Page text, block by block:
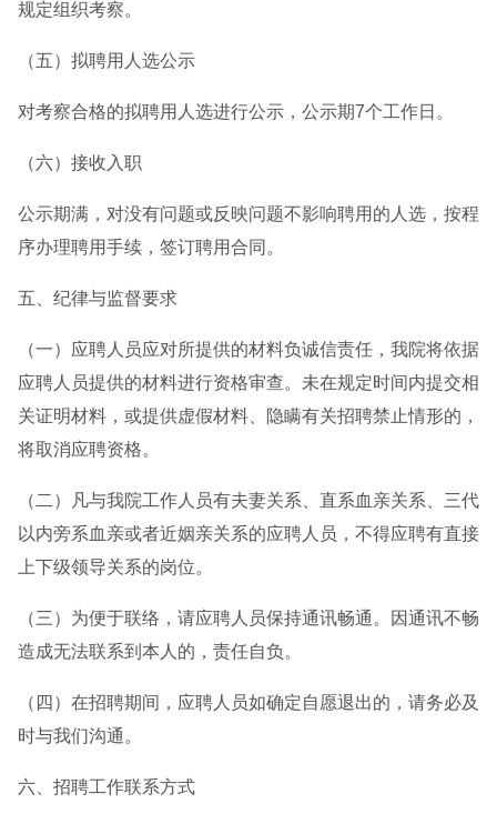
规定组织考察。
（五）拟聘用人选公示
对考察合格的拟聘用人选进行公示，公示期7个工作日。
（六）接收入职
公示期满，对没有问题或反映问题不影响聘用的人选，按程
序办理聘用手续，签订聘用合同。
五、纪律与监督要求
（一）应聘人员应对所提供的材料负诚信责任，我院将依据
应聘人员提供的材料进行资格审查。未在规定时间内提交相
关证明材料，或提供虚假材料、隐瞒有关招聘禁止情形的，
将取消应聘资格。
（二）凡与我院工作人员有夫妻关系、直系血亲关系、三代
以内旁系血亲或者近姻亲关系的应聘人员，不得应聘有直接
上下级领导关系的岗位。
（三）为便于联络，请应聘人员保持通讯畅通。因通讯不畅
造成无法联系到本人的，责任自负。
（四）在招聘期间，应聘人员如确定自愿退出的，请务必及
时与我们沟通。
六、招聘工作联系方式